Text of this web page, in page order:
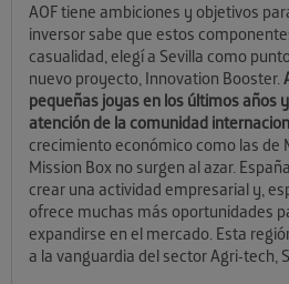
AOF tiene ambiciones y objetivos
inversor sabe que estos
casualidad, elegí a Sevilla como
nuevo proyecto, Innovation Booster.
pequeñas joyas en los últimos años
atención de la comunidad
crecimiento económico como las de
Mission Box no surgen al azar.
crear una actividad empresarial y,
ofrece muchas más oportunidades
expandirse en el mercado. Esta
a la vanguardia del sector Agri-tech,